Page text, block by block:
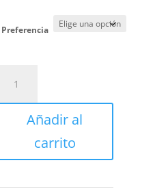
Preferencia
Hacienda
BourbonAñadir al
carrito